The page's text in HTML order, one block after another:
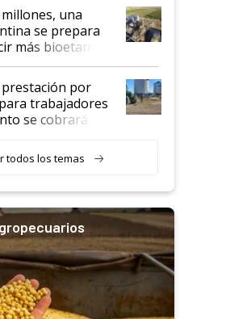
una
se prepara
más bioetanol
por
trabajadores
se cobrará
todos los temas